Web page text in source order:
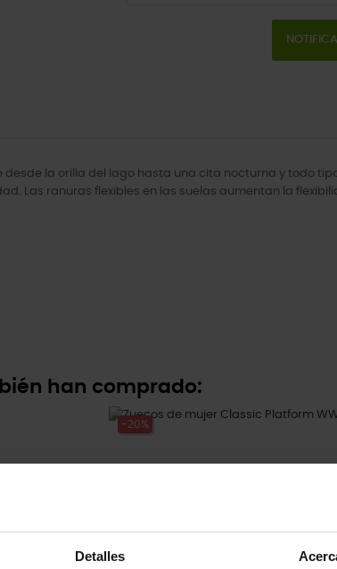
Detalles
la orilla del lago hasta una cita nocturna y todo
Las ranuras flexibles en las suelas aumentan la
han comprado:
-20%